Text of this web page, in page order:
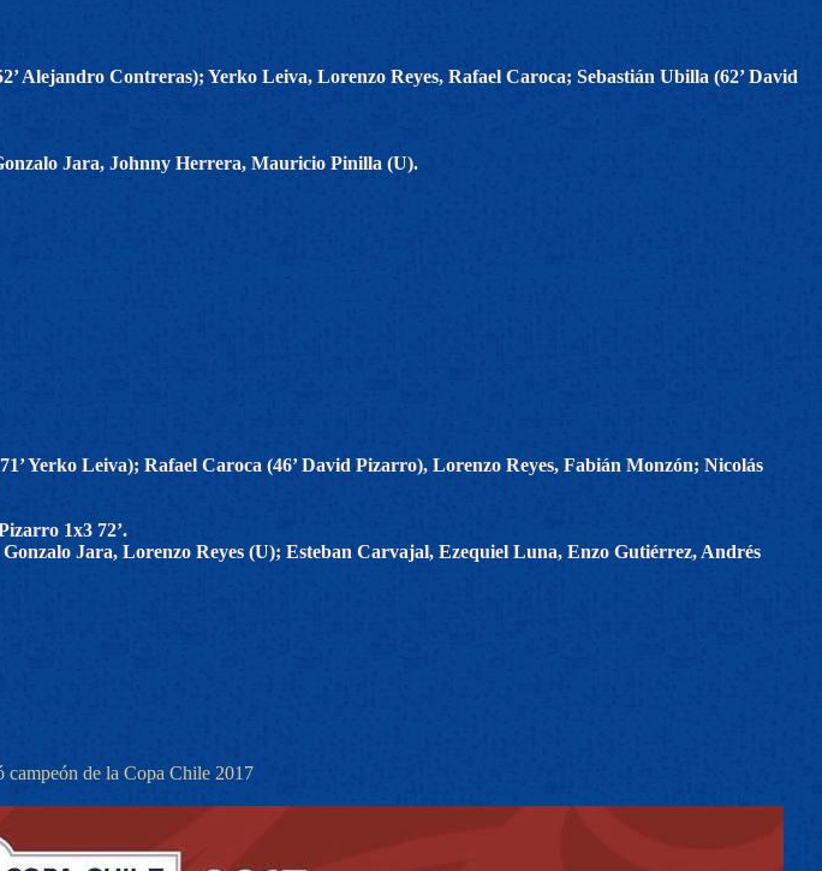
Contreras); Yerko Leiva, Lorenzo Reyes, Rafael Caroca; Sebastián Ubilla (62’ David
Jara, Johnny Herrera, Mauricio Pinilla (U).
Yerko Leiva); Rafael Caroca (46’ David Pizarro), Lorenzo Reyes, Fabián Monzón; Nicolás
1x3 72’.
Jara, Lorenzo Reyes (U); Esteban Carvajal, Ezequiel Luna, Enzo Gutiérrez, Andrés
campeón de la Copa Chile 2017